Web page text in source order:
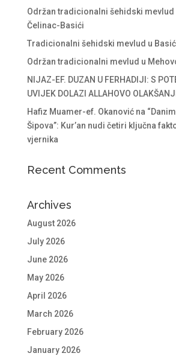
Održan tradicionalni šehidski mevlud
Čelinac-Basići
Tradicionalni šehidski mevlud u
Održan tradicionalni mevlud u
NIJAZ-EF. DUZAN U FERHADIJI: S
UVIJEK DOLAZI ALLAHOVO
Hafiz Muamer-ef. Okanović na
Šipova”: Kur’an nudi četiri ključna
vjernika
Recent Comments
Archives
August 2026
July 2026
June 2026
May 2026
April 2026
March 2026
February 2026
January 2026